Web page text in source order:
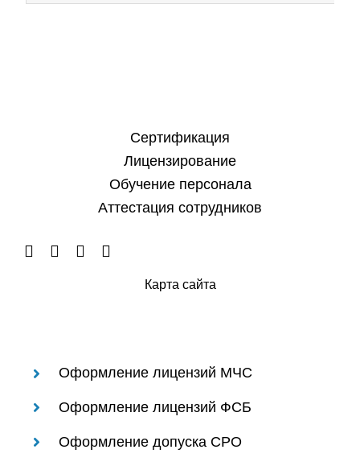
Сертификация
Лицензирование
Обучение персонала
Аттестация сотрудников
Карта сайта
Оформление лицензий МЧС
Оформление лицензий ФСБ
Оформление допуска СРО